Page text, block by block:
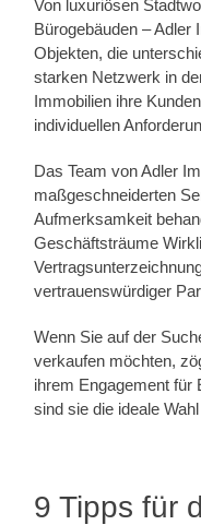
Von luxuriösen
Bürogebäuden – Adler
Objekten, die
starken Netzwerk in
Immobilien ihre
individuellen
Das Team von Adler
maßgeschneiderten
Aufmerksamkeit
Geschäftsträume
vertrauenswürdiger
Wenn Sie auf der
verkaufen möchten,
ihrem Engagement für
sind sie die ideale
9 Tipps für